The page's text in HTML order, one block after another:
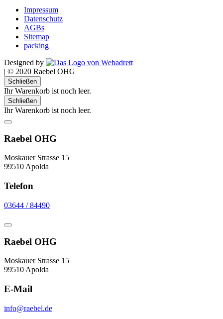
Impressum
Datenschutz
AGBs
Sitemap
packing
Designed by
| © 2020 Raebel OHG
Schließen
Ihr Warenkorb ist noch leer.
Schließen
Ihr Warenkorb ist noch leer.
Raebel OHG
Moskauer Strasse 15
99510 Apolda
Telefon
03644 / 84490
Raebel OHG
Moskauer Strasse 15
99510 Apolda
E-Mail
info@raebel.de